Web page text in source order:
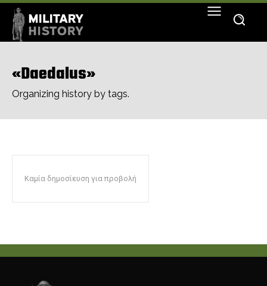
«Daedalus»
Organizing history by tags.
Καμία δημοσίευση για προβολή